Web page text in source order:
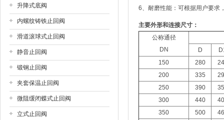
升降式底阀
内螺纹铸铁止回阀
滑道滚球式止回阀
静音止回阀
锻钢止回阀
夹套保温止回阀
微阻缓闭蝶式止回阀
立式止回阀
6、耐磨性能：可根据用户要求
主要外形和连接尺寸：
公称通径
DN
D
150
280
200
335
250
390
300
440
350
500